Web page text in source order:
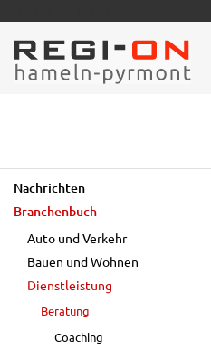
Nachrichten
Branchenbuch
Auto und Verkehr
Bauen und Wohnen
Dienstleistung
Beratung
Coaching